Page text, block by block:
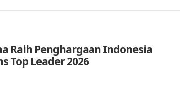
Raih Penghargaan Indonesia
Top Leader 2026